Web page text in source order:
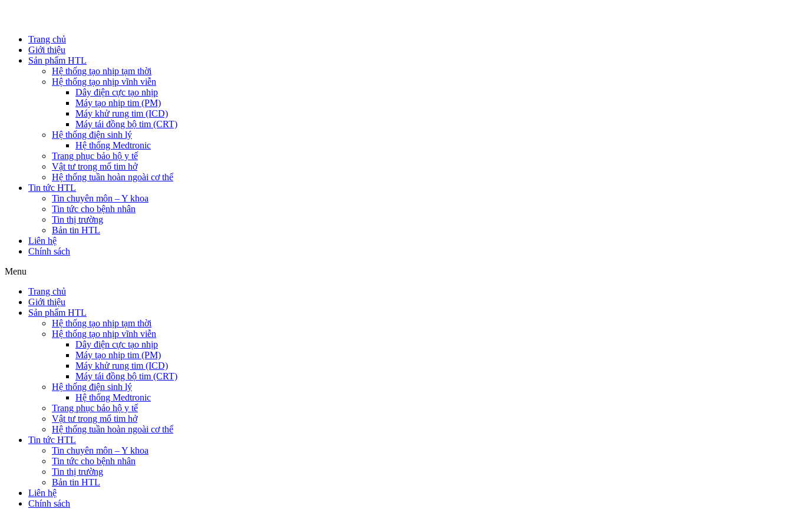
Trang chủ
Giới thiệu
Sản phẩm HTL
Hệ thống tạo nhịp tạm thời
Hệ thống tạo nhịp vĩnh viễn
Dây điện cực tạo nhịp
Máy tạo nhịp tim (PM)
Máy khử rung tim (ICD)
Máy tái đồng bộ tim (CRT)
Hệ thống điện sinh lý
Hệ thống Medtronic
Trang phục bảo hộ y tế
Vật tư trong mổ tim hở
Hệ thống tuần hoàn ngoài cơ thể
Tin tức HTL
Tin chuyên môn – Y khoa
Tin tức cho bệnh nhân
Tin thị trường
Bản tin HTL
Liên hệ
Chính sách
Menu
Trang chủ
Giới thiệu
Sản phẩm HTL
Hệ thống tạo nhịp tạm thời
Hệ thống tạo nhịp vĩnh viễn
Dây điện cực tạo nhịp
Máy tạo nhịp tim (PM)
Máy khử rung tim (ICD)
Máy tái đồng bộ tim (CRT)
Hệ thống điện sinh lý
Hệ thống Medtronic
Trang phục bảo hộ y tế
Vật tư trong mổ tim hở
Hệ thống tuần hoàn ngoài cơ thể
Tin tức HTL
Tin chuyên môn – Y khoa
Tin tức cho bệnh nhân
Tin thị trường
Bản tin HTL
Liên hệ
Chính sách